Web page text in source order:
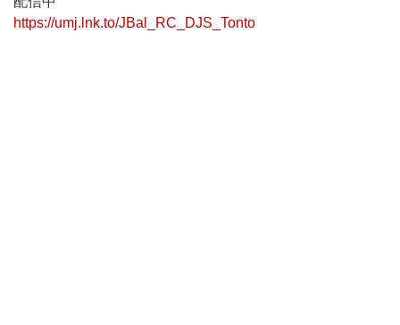
https://umj.lnk.to/JBal_RC_DJS_Tonto